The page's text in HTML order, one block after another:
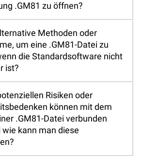
.GM81 zu öffnen?
Methoden oder
um eine .GM81-Datei zu
die Standardsoftware nicht
ist?
Risiken oder
können mit dem
.GM81-Datei verbunden
wie kann man diese